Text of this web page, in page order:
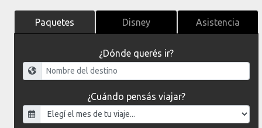
Paquetes Disney Asistencia
¿Dónde querés ir?
¿Cuándo pensás viajar?